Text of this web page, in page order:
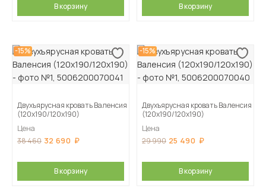
В корзину В корзину
-15%
Двухъярусная кровать Валенсия
(120х190/120х190)
Цена
38 460 32 690
В корзину
-15%
Двухъярусная кровать Валенсия
(120х190/120х190)
Цена
29 990 25 490
В корзину